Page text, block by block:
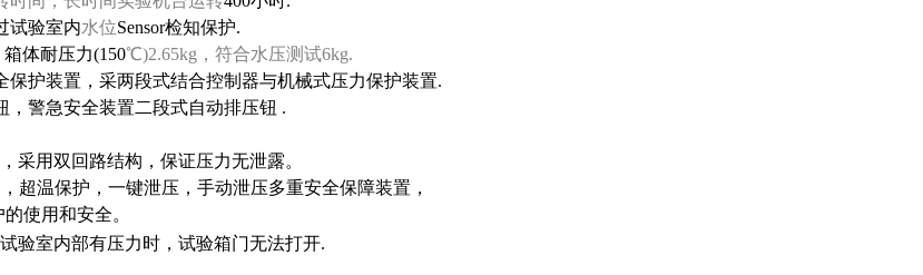
试验室内水位Sensor检知保护.
体耐压力(150℃)2.65kg，符合水压测试6kg.
保护装置，采两段式结合控制器与机械式压力保护装置.
，警急安全装置二段式自动排压钮 .
采用双回路结构，保证压力无泄露。
超温保护，一键泄压，手动泄压多重安全保障装置，
使用和安全。
验室内部有压力时，试验箱门无法打开.